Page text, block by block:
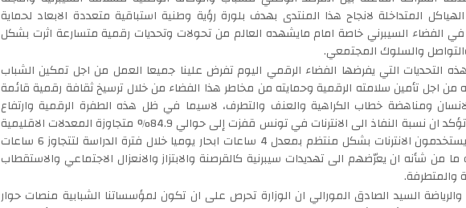
المتداخلة لانجاح هذا المنتدى بهدف بلورة رؤية وطنية استباقية متعددة الابعاد لحماية
في الفضاء السيبرني خاصة امام مايشهده العالم من تحولات وتحديات رقمية متسارعة اثرت بشكل
والسلوك المجتمعي.
التحديات التي يفرضها الفضاء الرقمي اليوم تفرض علينا جميعا العمل من اجل تمكين الشباب
من اجل تأمين سلامته الرقمية وحمايته من مخاطر هذا الفضاء من خلال ترسيخ ثقافة رقمية قائمة
ومناهضة خطاب الكراهية والعنف والتطرف، لاسيما في ظل هذه الطفرة الرقمية وارتفاع
المؤشرات الوطنية الرقمية التي تؤكد ان نسبة النفاذ الى الانترنات في تونس قفزت إلى حوالي 84.9% متجاوزة المعدلات الاقليمية
وان 76% من الشباب والاطفال يستخدمون الانترنات بشكل منتظم بمعدل 4 ساعات ابحار يوميا خلال فترة الدراسة لتتجاوز 6 ساعات
من شأنه ان يعرّضهم الى تهديدات سيبرنية كالقرصنة والابتزاز والانعزال الاجتماعي والاستقطاب
والمتطرفة.
والرياضة السيد الصادق المورالي ان الوزارة تحرص على ان تكون لمؤسساتنا الشبابية منصات حوار